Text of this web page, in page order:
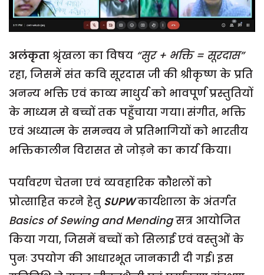
अलंकृता श्रृंखला का विषय “सुर + भक्ति = सूरदास”
रहा, जिसमें संत कवि सूरदास जी की श्रीकृष्ण के प्रति
अनन्य भक्ति एवं काव्य माधुर्य को भावपूर्ण प्रस्तुतियों
के माध्यम से बच्चों तक पहुँचाया गया। संगीत, भक्ति
एवं अध्यात्म के समन्वय ने प्रतिभागियों को भारतीय
भक्तिकालीन विरासत से जोड़ने का कार्य किया।
पर्यावरण चेतना एवं व्यवहारिक कौशलों को
प्रोत्साहित करने हेतु SUPWकार्यशाला के अंतर्गत
Basics of Sewing and Mendingसत्र आयोजित
किया गया, जिसमें बच्चों को सिलाई एवं वस्तुओं के
पुनः उपयोग की आधारभूत जानकारी दी गई। इस